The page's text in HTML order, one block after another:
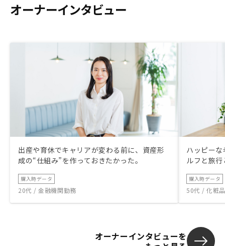
オーナーインタビュー
出産や育休でキャリアが変わる前に、資産形
成の“仕組み”を作っておきたかった。
購入時データ
20代 / 金融機関勤務
ハッピー
ルフと旅
購入時データ
50代 / 化粧
オーナーインタビューを